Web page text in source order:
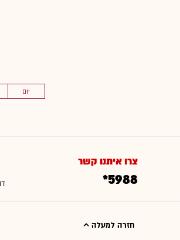
יום
צרו איתנו קשר
*5988
חזרה למעלה